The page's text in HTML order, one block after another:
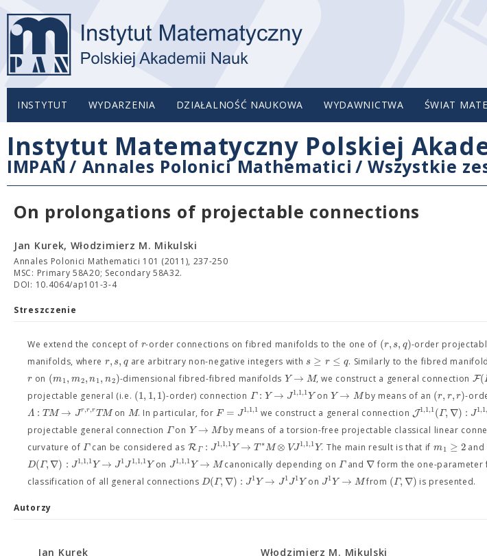
INSTYTUT WYDARZENIA DZIAŁALNOŚĆ NAUKOWA WYDAWNICTWA ŚWIAT
Instytut Matematyczny Polskiej
IMPAN / Annales Polonici Mathematici /Wszystkie
On prolongations of projectable connections
Jan Kurek, Włodzimierz M. Mikulski
Annales Polonici Mathematici 101 (2011), 237-250
MSC: Primary 58A20; Secondary 58A32.
DOI: 10.4064/ap101-3-4
Streszczenie
We extend the concept of r-order connections on fibred manifolds to the one of (r,s,q)-order
manifolds, where r,s,qare arbitrary non-negative integers withs ≥ r ≤ q. Similarly to the fibred
ron (m1,m2,n1,n2)-dimensional fibred-fibred manifolds Y → M, we construct a general connection F(
projectable general (i.e. (1, 1,1)-order) connection Γ : Y → J1,1,1YonY → Mby means of an (r,r,r)-
Λ : TM → Jr,r,rTMon M. In particular, forF = J1,1,1 we construct a general connection J1,1,1(Γ,∇) : J1,1,
projectable general connection Γon Y → Mby means of a torsion-free projectable classical linear
curvature ofΓcan be considered as RΓ : J1,1,1Y → T∗M ⊗ VJ1,1,1Y. The main result is that if m1 ≥ 2and
D(Γ,∇) : J1,1,1Y → J1J1,1,1Yon J1,1,1Y → Mcanonically depending on Γand∇form the one-
classification of all general connectionsD(Γ,∇) : J1Y → J1J1Yon J1Y → Mfrom (Γ,∇) is presented.
Autorzy
Jan Kurek Włodzimierz M. Mikulski